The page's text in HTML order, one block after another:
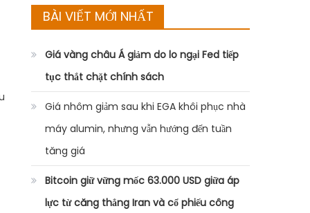
BÀI VIẾT MỚI NHẤT
Giá vàng châu Á giảm do lo ngại Fed tiếp
tục thắt chặt chính sách
Giá nhôm giảm sau khi EGA khôi phục nhà
máy alumin, nhưng vẫn hướng đến tuần
tăng giá
Bitcoin giữ vững mốc 63.000 USD giữa áp
lực từ căng thẳng Iran và cổ phiếu công